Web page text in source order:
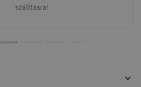
szállításra!
